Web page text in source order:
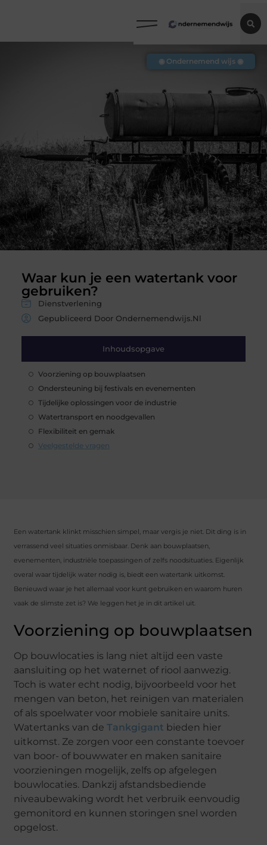
Waar kun je een watertank voor
gebruiken?
Dienstverlening
Gepubliceerd Door Ondernemendwijs.nl
Inhoudsopgave
Voorziening op bouwplaatsen
Ondersteuning bij festivals en evenementen
Tijdelijke oplossingen voor de industrie
Watertransport en noodgevallen
Flexibiliteit en gemak
Veelgestelde vragen
◉ Ondernemend wijs ◉
Een watertank klinkt misschien simpel, maar vergis je niet. Dit ding is in
verrassend veel situaties onmisbaar. Denk aan bouwplaatsen,
evenementen, industriële toepassingen of zelfs noodsituaties. Eigenlijk
overal waar tijdelijk water nodig is, biedt een watertank uitkomst.
Benieuwd waar je het allemaal voor kunt gebruiken en waarom huren
vaak de slimste zet is? We leggen het je in dit artikel uit.
Voorziening op bouwplaatsen
Op bouwlocaties is lang niet altijd een vaste
aansluiting op het waternet of riool aanwezig.
Toch is water echt nodig, bijvoorbeeld voor het
mengen van beton, het reinigen van materialen
of als spoelwater voor mobiele sanitaire units.
Watertanks van deTankgigant bieden hier
uitkomst. Ze zorgen voor een constante toevoer
van boor- of bouwwater en maken sanitaire
voorzieningen mogelijk, zelfs op afgelegen
bouwlocaties. Dankzij afstandsbediende
niveaubewaking wordt het verbruik eenvoudig
gemonitord en kunnen storingen snel worden
opgelost.